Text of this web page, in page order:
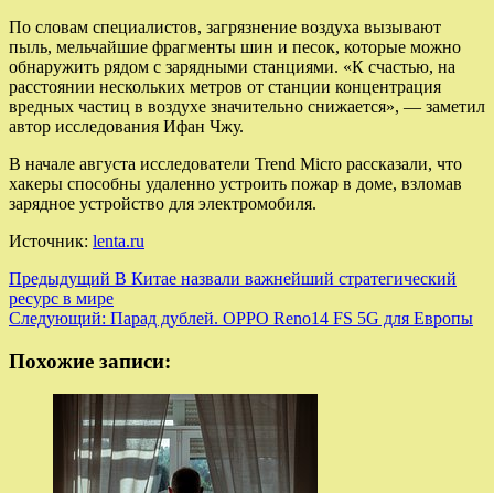
По словам специалистов, загрязнение воздуха вызывают
пыль, мельчайшие фрагменты шин и песок, которые можно
обнаружить рядом с зарядными станциями. «К счастью, на
расстоянии нескольких метров от станции концентрация
вредных частиц в воздухе значительно снижается», — заметил
автор исследования Ифан Чжу.
В начале августа исследователи Trend Micro рассказали, что
хакеры способны удаленно устроить пожар в доме, взломав
зарядное устройство для электромобиля.
Источник: lenta.ru
Навигация
записи
Предыдущий В Китае назвали важнейший стратегический
ресурс в мире
Следующий: Парад дублей. OPPO Reno14 FS 5G для Европы
Похожие записи: